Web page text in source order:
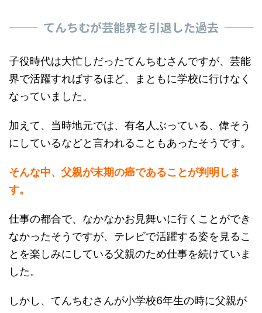
てんちむが芸能界を引退した過去
子役時代は大忙しだったてんちむさんですが、芸能
界で活躍すればするほど、まともに学校に行けなく
なっていました。
加えて、当時地元では、有名人ぶっている、偉そう
にしているなどと言われることもあったそうです。
そんな中、父親が末期の癌であることが判明しま
す。
仕事の都合で、なかなかお見舞いに行くことができ
なかったそうですが、テレビで活躍する姿を見るこ
とを楽しみにしている父親のため仕事を続けていま
した。
しかし、てんちむさんが小学校6年生の時に父親が